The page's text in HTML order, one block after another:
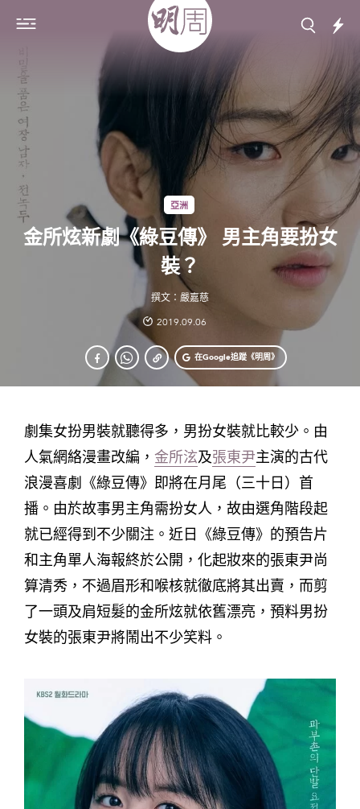
亞洲
金所炫新劇《綠豆傳》 男主角要扮女
裝？
撰文：嚴嘉慈
2019.09.06
在Google追蹤《明周》
劇集女扮男裝就聽得多，男扮女裝就比較少。由
人氣網絡漫畫改編， 金所泫及張東尹主演的古代
浪漫喜劇《綠豆傳》即將在月尾（三十日）首
播。由於故事男主角需扮女人，故由選角階段起
就已經得到不少關注。近日《綠豆傳》的預告片
和主角單人海報終於公開，化起妝來的張東尹尚
算清秀，不過眉形和喉核就徹底將其出賣，而剪
了一頭及肩短髮的金所炫就依舊漂亮，預料男扮
女裝的張東尹將鬧出不少笑料。